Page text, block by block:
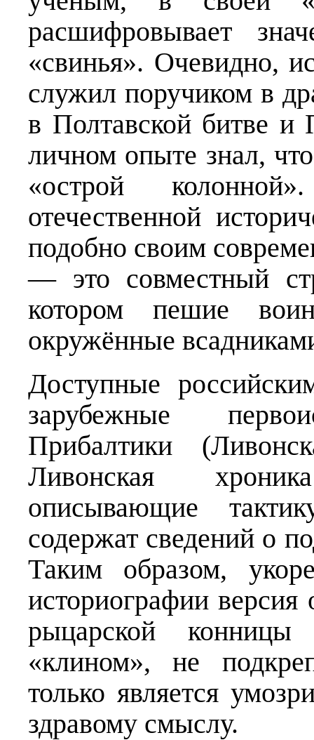
расшифровывает
«свинья». Очевидно,
служил поручиком в
в Полтавской битве и
личном опыте знал,
«острой
отечественной
подобно своим
— это совместный
котором пешие
окружённые
Доступные
зарубежные
Прибалтики
Ливонская
описывающие
содержат сведений о
Таким образом,
историографии версия
рыцарской
«клином», не
только является
здравому смыслу.